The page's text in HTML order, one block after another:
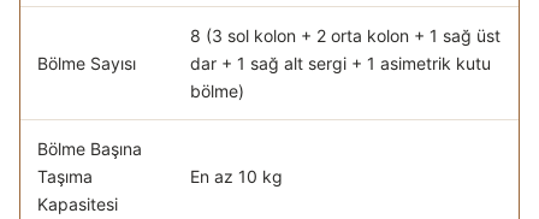
Bölme Sayısı
8 (3 sol kolon + 2 orta kolon + 1 sağ üst
dar + 1 sağ alt sergi + 1 asimetrik kutu
bölme)
Bölme Başına
Taşıma
Kapasitesi
En az 10 kg